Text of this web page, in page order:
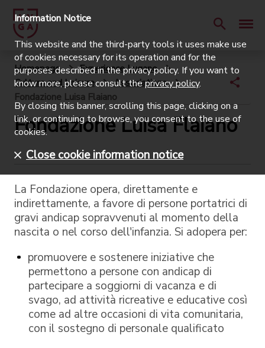
Homepage
Experience Lugano
Culture and Leisure
Associations
Fondazione Luisa Flaiano
Fondazione Luisa Flaiano
La Fondazione opera, direttamente e
indirettamente, a favore di persone portatrici di
gravi andicap sopravvenuti al momento della
nascita o nel corso dell'infanzia. Si adopera per:
promuovere e sostenere iniziative che
permettono a persone con andicap di
partecipare a soggiorni di vacanza e di
svago, ad attività ricreative e educative così
come ad altre occasioni di vita comunitaria,
con il sostegno di personale qualificato
Information Notice
This website and the third-party tools it uses make use
of cookies necessary for its operation and for the
purposes described in the privacy policy. If you want to
know more, please consult theprivacy policy.
By closing this banner, scrolling this page, clicking on a
link, or continuing to browse, you consent to the use of
cookies.
Close cookie information notice